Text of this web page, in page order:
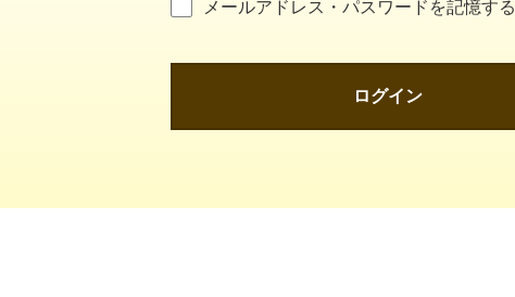
メールアドレス・パスワードを記憶する
ログイン